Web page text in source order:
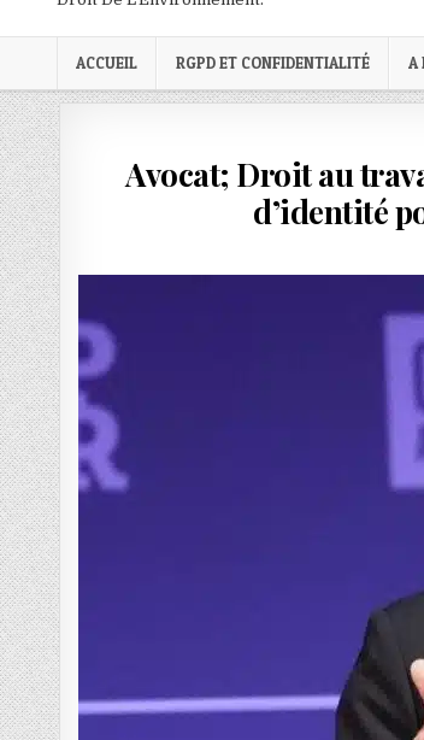
ACCUEIL RGPD ET CONFIDENTIALITÉ A
Avocat; Droit au
d’identité